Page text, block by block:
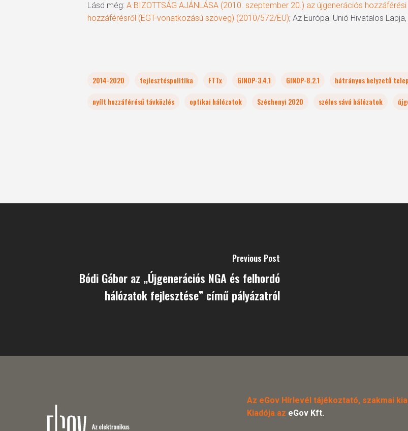
Lásd még: A BIZOTTSÁG AJÁNLÁSA (2010. szeptember 20.) az újgenerációs
hozzáférésről (EGT-vonatkozású szöveg) (2010/572/EU); Az Európai Unió Hivatalos
2014-2020 fejlesztéspolitika FTTx GINOP-3.4.1 GINOP-8.2.1 hátrányos helyzetű
nyílt hozzáférésű távközlés
optikai hálózatok Széchenyi 2020 széles sávú hálózatok
Previous Post
Bódi Gábor az „Újgenerációs NGA és felhordó
hálózatok fejlesztése” című pályázatról
Az eGov Hírlevél tájékoztató, szakmai
Kiadója az eGov Kft.